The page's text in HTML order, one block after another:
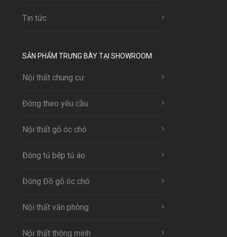
Tin tức
SẢN PHẨM TRƯNG BÀY TẠI SHOWROOM
Nội thất chung cư
Đóng theo yêu cầu
Nội thất gỗ óc chó
Đóng tủ bếp tủ áo
Đóng Đồ gỗ óc chó
Nội thất văn phòng
Nội thất thông minh